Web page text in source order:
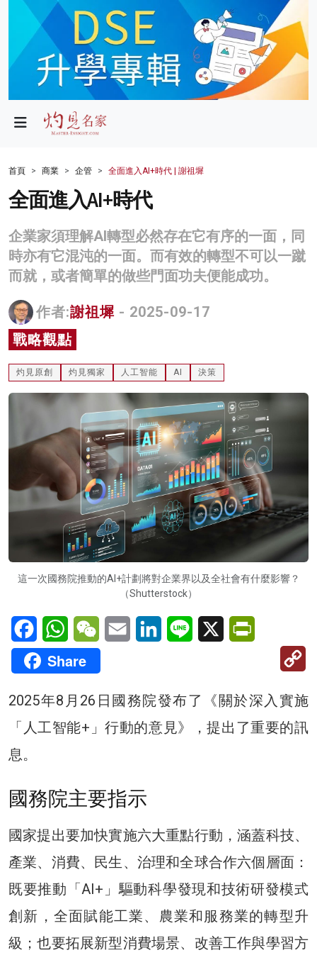
政局
財經
生活
商業
科技
影片
名家榜
灼見活動
關於我們
首頁 商業 企管 全面進入AI+時代 | 謝祖墀
全面進入AI+時代
企業家須理解AI轉型必然存在它有序的一面，同
時亦有它混沌的一面。而有效的轉型不可以一蹴
而就，或者簡單的做些門面功夫便能成功。
作者:謝祖墀 - 2025-09-17
戰略觀點
灼見原創 灼見獨家 人工智能 AI 決策
這一次國務院推動的AI+計劃將對企業界以及全社會有什麼影響？
（Shutterstock）
FacebookWhatsAppWeChatEmail LinkedInLine X
Share
2025年8月26日國務院發布了《關於深入實施
「人工智能+」行動的意見》，提出了重要的訊
息。
國務院主要指示
國家提出要加快實施六大重點行動，涵蓋科技、
產業、消費、民生、治理和全球合作六個層面：
既要推動「AI+」驅動科學發現和技術研發模式
創新，全面賦能工業、農業和服務業的轉型升
級；也要拓展新型消費場景、改善工作與學習方